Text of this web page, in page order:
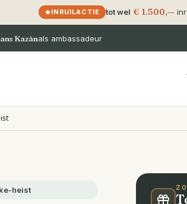
INRUILACTIE tot wel € 1.500,—
Kazànals ambassadeur
heist